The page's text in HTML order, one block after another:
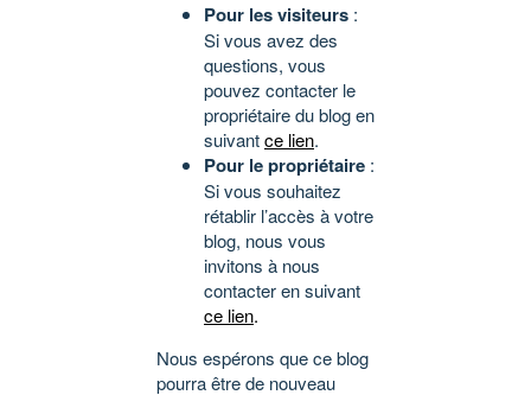
Pour les visiteurs :
Si vous avez des
questions, vous
pouvez contacter le
propriétaire du blog en
suivantce lien.
Pour le propriétaire :
Si vous souhaitez
rétablir l’accès à votre
blog, nous vous
invitons à nous
contacter en suivant
ce lien.
Nous espérons que ce blog
pourra être de nouveau